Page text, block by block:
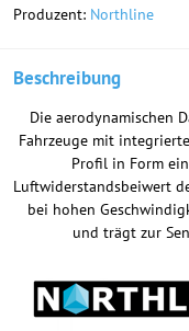
Produzent: Northline
Beschreibung
Die aerodynamischen
Fahrzeuge mit
Profil in Form
Luftwiderstandsbeiwert
bei hohen
und trägt zur